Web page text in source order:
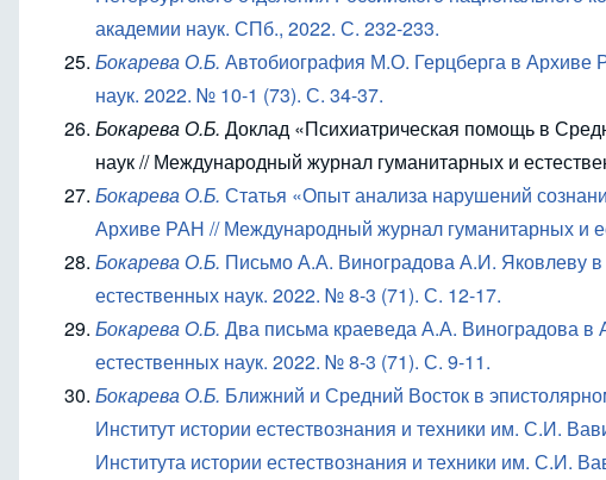
академии наук. СПб., 2022. С. 232-233.
Бокарева О.Б. Автобиография М.О. Герцберга в Архиве
наук. 2022. № 10-1 (73). С. 34-37.
Бокарева О.Б. Доклад «Психиатрическая помощь в
наук // Международный журнал гуманитарных и
Бокарева О.Б. Статья «Опыт анализа нарушений
Архиве РАН // Международный журнал гуманитарных и
Бокарева О.Б. Письмо А.А. Виноградова А.И. Яковлеву
естественных наук. 2022. № 8-3 (71). С. 12-17.
Бокарева О.Б. Два письма краеведа А.А. Виноградова
естественных наук. 2022. № 8-3 (71). С. 9-11.
Бокарева О.Б. Ближний и Средний Восток в
Институт истории естествознания и техники им. С.И.
Института истории естествознания и техники им. С.И.